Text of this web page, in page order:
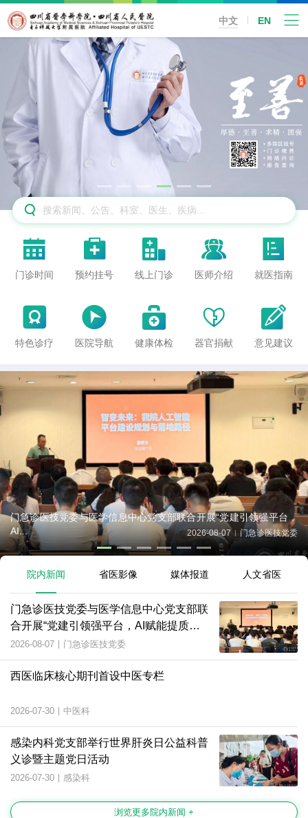
中文 EN


门诊时间

预约挂号

线上门诊

医师介绍

就医指南

特色诊疗

医院导航

健康体检

器官捐献

意见建议
门急诊医技党委与医学信息中心党支部联合开展“党建引领强平台，
AI...
2026-08-07 | 门急诊医技党委
院内新闻 省医影像 媒体报道 人文省医
门急诊医技党委与医学信息中心党支部联
合开展“党建引领强平台，AI赋能提质
效”主题党日活动
2026-08-07 | 门急诊医技党委
西医临床核心期刊首设中医专栏
2026-07-30 | 中医科
感染内科党支部举行世界肝炎日公益科普
义诊暨主题党日活动
2026-07-30 | 感染科
浏览更多院内新闻 +